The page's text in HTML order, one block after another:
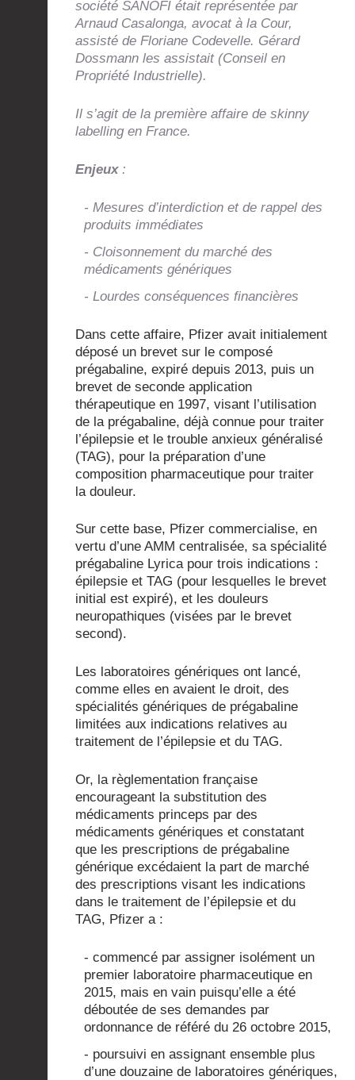
société SANOFI était représentée par
Arnaud Casalonga, avocat à la Cour,
assisté de Floriane Codevelle. Gérard
Dossmann les assistait (Conseil en
Propriété Industrielle).
Il s’agit de la première affaire de skinny
labelling en France.
Enjeux :
- Mesures d’interdiction et de rappel des
produits immédiates
- Cloisonnement du marché des
médicaments génériques
- Lourdes conséquences financières
Dans cette affaire, Pfizer avait initialement
déposé un brevet sur le composé
prégabaline, expiré depuis 2013, puis un
brevet de seconde application
thérapeutique en 1997, visant l’utilisation
de la prégabaline, déjà connue pour traiter
l’épilepsie et le trouble anxieux généralisé
(TAG), pour la préparation d’une
composition pharmaceutique pour traiter
la douleur.
Sur cette base, Pfizer commercialise, en
vertu d’une AMM centralisée, sa spécialité
prégabaline Lyrica pour trois indications :
épilepsie et TAG (pour lesquelles le brevet
initial est expiré), et les douleurs
neuropathiques (visées par le brevet
second).
Les laboratoires génériques ont lancé,
comme elles en avaient le droit, des
spécialités génériques de prégabaline
limitées aux indications relatives au
traitement de l’épilepsie et du TAG.
Or, la règlementation française
encourageant la substitution des
médicaments princeps par des
médicaments génériques et constatant
que les prescriptions de prégabaline
générique excédaient la part de marché
des prescriptions visant les indications
dans le traitement de l’épilepsie et du
TAG, Pfizer a :
- commencé par assigner isolément un
premier laboratoire pharmaceutique en
2015, mais en vain puisqu’elle a été
déboutée de ses demandes par
ordonnance de référé du 26 octobre 2015,
- poursuivi en assignant ensemble plus
d’une douzaine de laboratoires génériques,